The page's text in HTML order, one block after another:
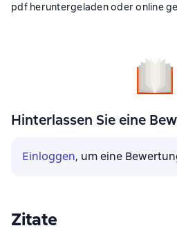
pdf heruntergeladen oder online
Hinterlassen Sie eine
Einloggen, um eine
Zitate